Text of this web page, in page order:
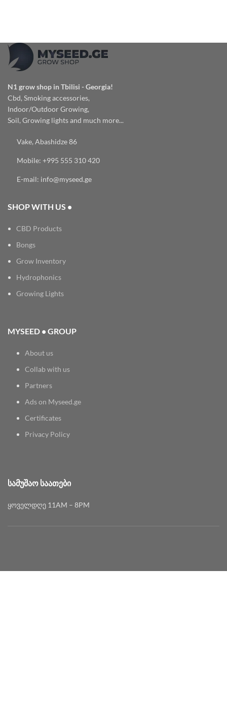
N1 grow shop in Tbilisi - Georgia!
Cbd, Smoking accessories,
Indoor/Outdoor Growing,
Soil, Growing lights and much more...
Vake, Abashidze 86
Mobile: +995 555 310 420
E-mail: info@myseed.ge
SHOP WITH US •
CBD Products
Bongs
Grow Inventory
Hydrophonics
Growing Lights
MYSEED • GROUP
About us
Collab with us
Partners
Ads on Myseed.ge
Certificates
Privacy Policy
ᲡᲐᲛᲣᲨᲐᲝ ᲡᲐᲐᲗᲔᲑᲘ
ყოველდღე 11AM – 8PM